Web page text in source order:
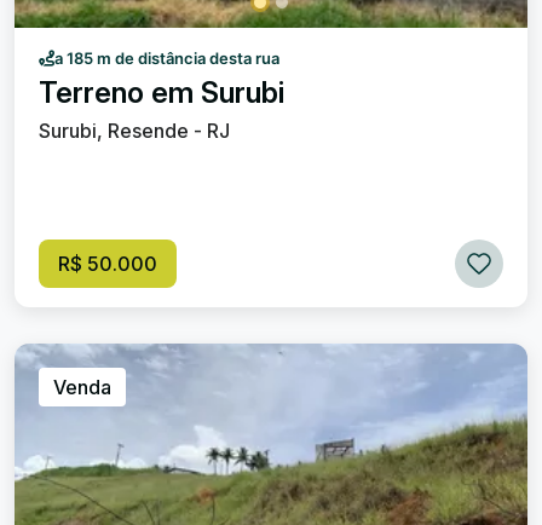
a 185 m de distância desta rua
Terreno em Surubi
Surubi, Resende - RJ
R$ 50.000
Venda